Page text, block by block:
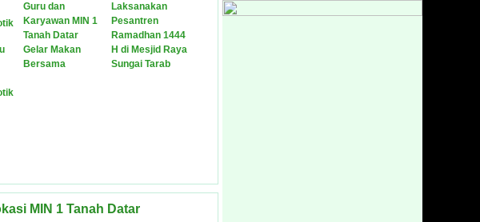
Guru dan
Karyawan MIN 1
Tanah Datar
Gelar Makan
Bersama
Laksanakan
Pesantren
Ramadhan 1444
H di Mesjid Raya
Sungai Tarab
MIN 1 Tanah Datar